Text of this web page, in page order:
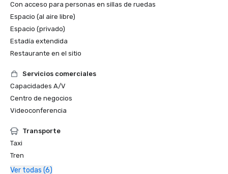
Con acceso para personas en sillas de ruedas
Espacio (al aire libre)
Espacio (privado)
Estadía extendida
Restaurante en el sitio
Servicios comerciales
Capacidades A/V
Centro de negocios
Videoconferencia
Transporte
Taxi
Tren
Ver todas (6)